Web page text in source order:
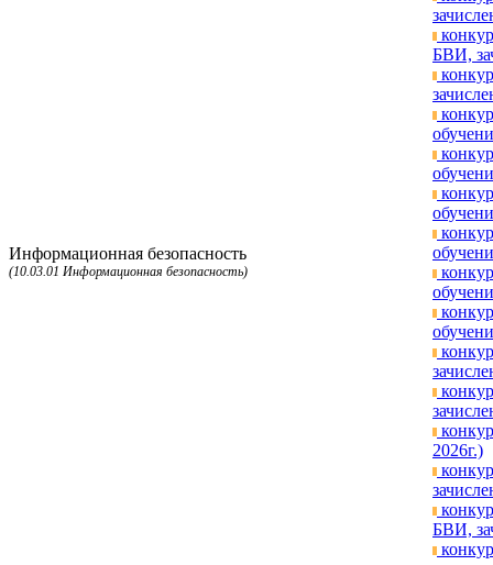
Информационная безопасность
(10.03.01 Информационная безопасность)
БВИ,
2026г.)
БВИ,